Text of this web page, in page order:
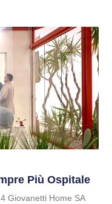
Più Ospitale
Giovanetti Home SA